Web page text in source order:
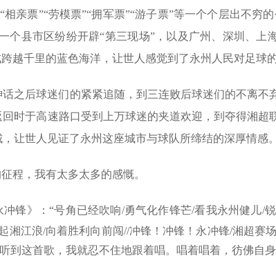
相亲票”“劳模票”“拥军票”“游子票”等一个个层出不穷
个县市区纷纷开辟“第三现场”，以及广州、深圳、上
越千里的蓝色海洋，让世人感觉到了永州人民对足球
之后球迷们的紧紧追随，到三连败后球迷们的不离不
时于高速路口受到上万球迷的夹道欢迎，到‌夺得湘超
让世人见证了永州这座城市与球队所缔结的深厚情感。
程，我有太多太多的感慨。‌
锋》：“号角已经吹响/勇气化作锋芒/看我永州健儿/
湘江浪/向着胜利向前闯//冲锋！冲锋！永冲锋/湘超赛
到这首歌，我就忍不住地跟着唱。唱着唱着，彷佛自身